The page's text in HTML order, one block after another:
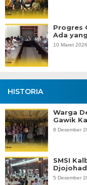
Progres
Ada
10 Maret
HISTORIA
Warga
Gawik
8 Desember
SMSI
5 Desember